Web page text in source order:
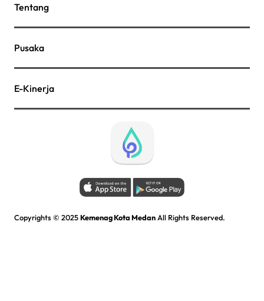
Tentang
Pusaka
E-Kinerja
Copyrights © 2025Kemenag Kota Medan All Rights Reserved.